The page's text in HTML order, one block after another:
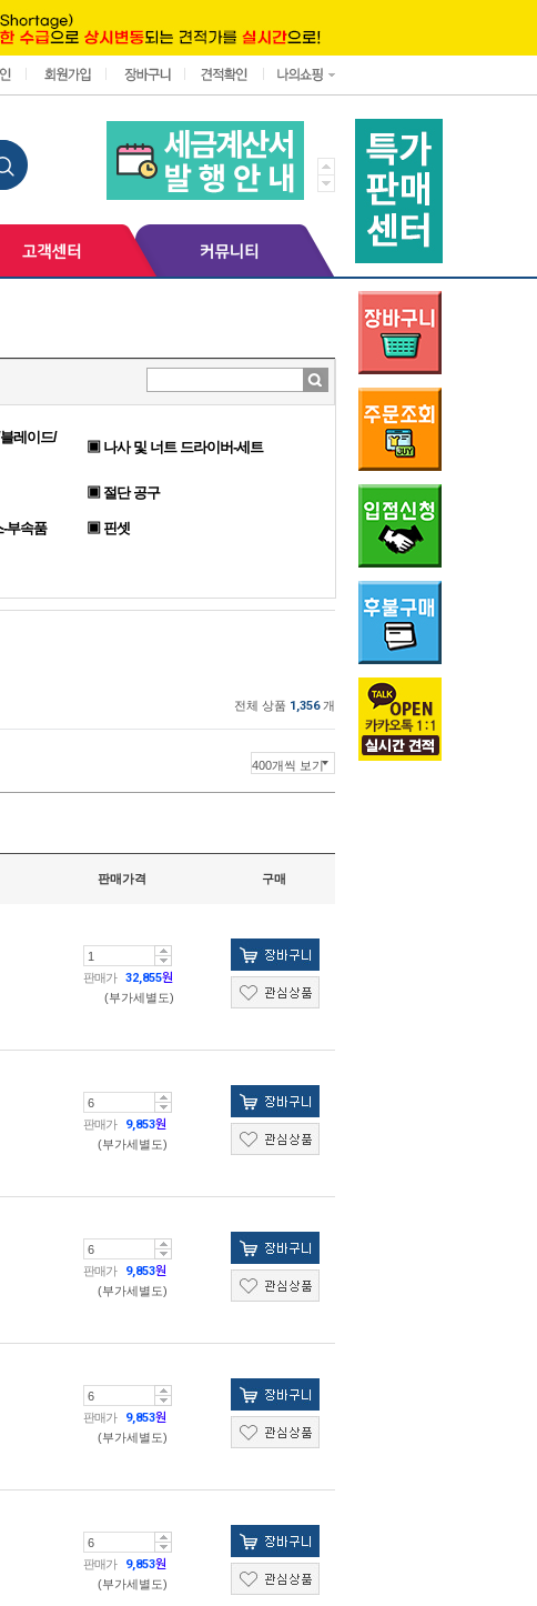
레이드/
▣ 나사 및 너트 드라이버-세트
▣ 절단 공구
부속품 ▣ 핀셋
전체 상품 1,356개
판매가격 구매
판매가 32,855원
(부가세별도)
판매가 9,853원
(부가세별도)
판매가 9,853원
(부가세별도)
판매가 9,853원
(부가세별도)
판매가 9,853원
(부가세별도)